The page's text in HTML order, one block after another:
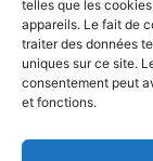
telles que les
appareils. Le fait de
traiter des données
uniques sur ce site.
consentement peut
et fonctions.